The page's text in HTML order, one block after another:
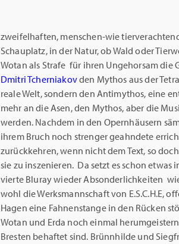
zweifelhaften, menschen-wie
Schauplatz, in der Natur, ob Wald oder
Wotan als Strafe für ihren Ungehorsam
Dmitri Tcherniakovden Mythos aus der
reale Welt, sondern den Antimythos, eine
mehr an die Asen, den Mythos, aber die
werden. Nachdem in den Opernhäusern
ihrem Bruch noch strenger geahndete
zurückkehren, wenn nicht dem Text, so
sie zu inszenieren. Da setzt es schon etwas
vierte Bluray wieder Absonderlichkeiten
wohl die Werksmannschaft von E.S.C.H.E,
Hagen eine Fahnenstange in den Rücken
Wotan und Erda noch einmal
Bresten behaftet sind. Brünnhilde und